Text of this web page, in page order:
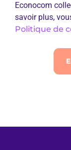
Econocom
savoir plus,
Politique de